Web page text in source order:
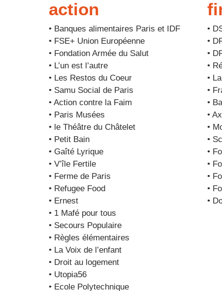
action
• Banques alimentaires Paris et IDF
• FSE+ Union Européenne
• Fondation Armée du Salut
• L’un est l’autre
• Les Restos du Coeur
• Samu Social de Paris
• Action contre la Faim
• Paris Musées
• le Théâtre du Châtelet
• Petit Bain
• Gaîté Lyrique
• V’île Fertile
• Ferme de Paris
• Refugee Food
• Ernest
• 1 Mafé pour tous
• Secours Populaire
• Règles élémentaires
• La Voix de l’enfant
• Droit au logement
• Utopia56
• Ecole Polytechnique
•
•
•
•
•
•
•
•
•
•
•
•
•
•
•